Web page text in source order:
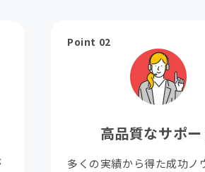
Point 02
高品質なサポー
多くの実績から得た成功ノ